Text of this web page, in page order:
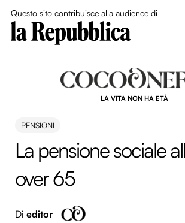
Questo sito contribuisce alla audience di
LA VITA NON HA ETÀ
PENSIONI
La pensione sociale
over 65
Di editor